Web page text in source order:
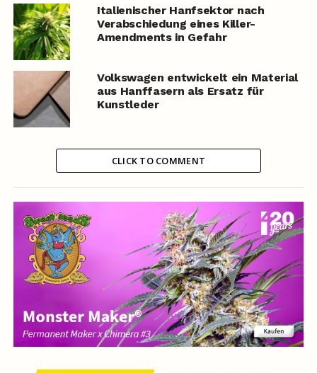
Italienischer Hanfsektor nach
Verabschiedung eines Killer-
Amendments in Gefahr
Volkswagen entwickelt ein Material
aus Hanffasern als Ersatz für
Kunstleder
CLICK TO COMMENT